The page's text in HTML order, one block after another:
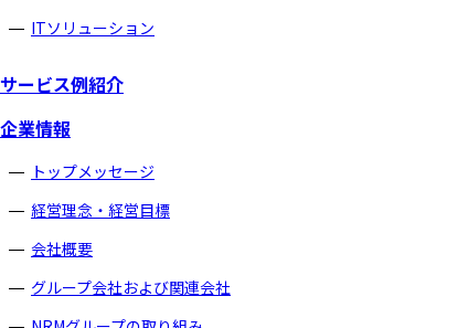
ITソリューション
サービス例紹介
企業情報
トップメッセージ
経営理念・経営目標
会社概要
グループ会社および関連会社